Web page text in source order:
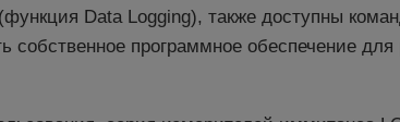
Data Logging), также доступны
программное обеспечение